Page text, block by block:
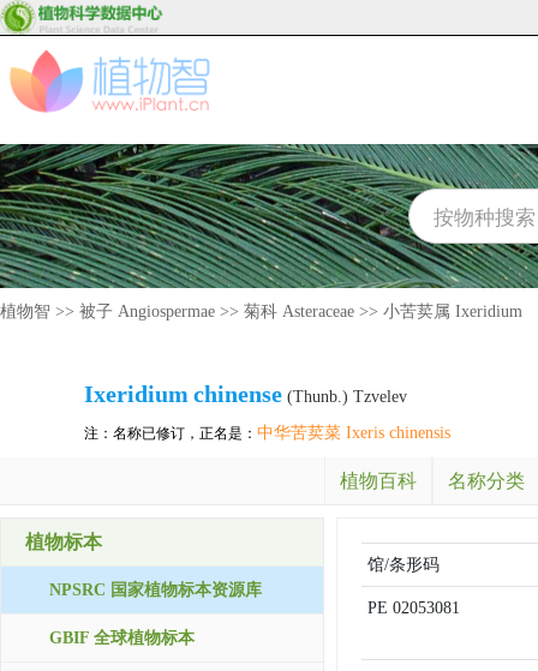
植物智 >> 被子 Angiospermae >> 菊科 Asteraceae >> 小苦荬属 Ixeridium
Ixeridium chinense (Thunb.) Tzvelev
注：名称已修订，正名是： 中华苦荬菜 Ixeris chinensis
植物百科 名称分类
植物标本
NPSRC 国家植物标本资源库
GBIF 全球植物标本
馆/条形码
PE 02053081